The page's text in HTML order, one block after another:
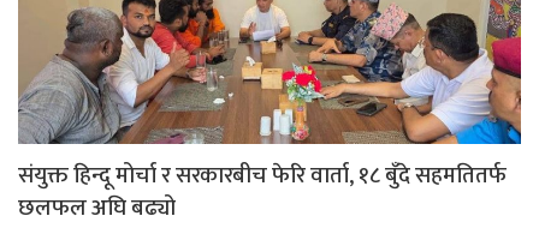
संयुक्त हिन्दू मोर्चा र सरकारबीच फेरि वार्ता, १८ बुँदे सहमतितर्फ
छलफल अघि बढ्यो